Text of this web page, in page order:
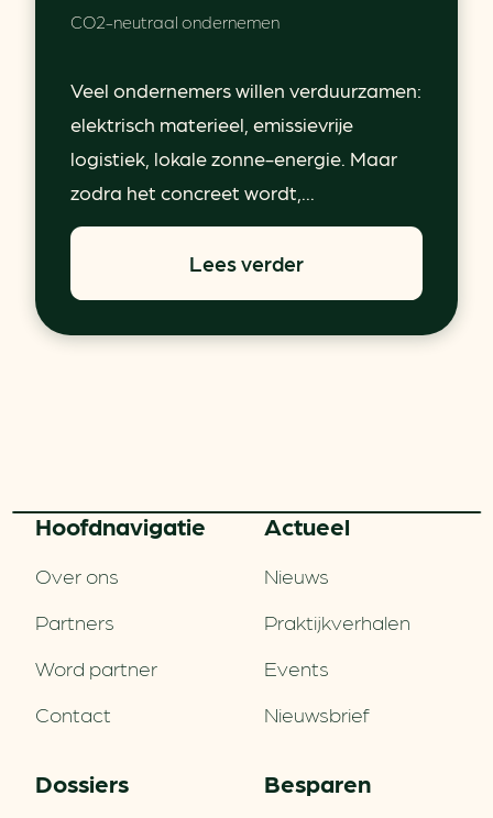
CO2-neutraal ondernemen
Veel ondernemers willen verduurzamen:
elektrisch materieel, emissievrije
logistiek, lokale zonne-energie. Maar
zodra het concreet wordt,...
Lees verder
Hoofd­navigatie
Over ons
Partners
Word partner
Contact
Actueel
Nieuws
Praktijkverhalen
Events
Nieuwsbrief
Dossiers Besparen